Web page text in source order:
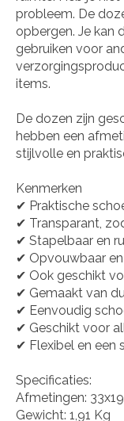
probleem. De
opbergen. Je kan
gebruiken voor
items.
De dozen zijn
hebben een
stijlvolle en
Kenmerken
✔ Praktische
✔ Transparant,
✔ Stapelbaar en
✔ Opvouwbaar
✔ Ook geschikt
✔ Gemaakt van
✔ Eenvoudig
✔ Geschikt voor
✔ Flexibel en een
Specificaties:
Afmetingen:
Gewicht: 1,91 Kg